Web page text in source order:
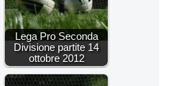
Lega Pro Seconda
Divisione partite 14
ottobre 2012